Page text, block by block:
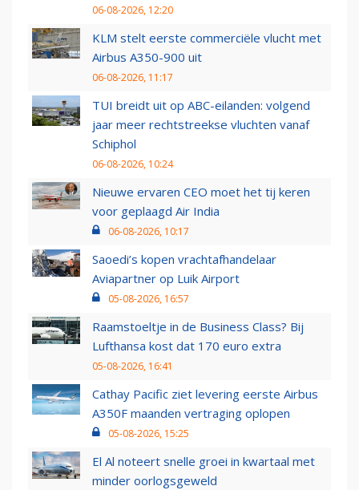
06-08-2026, 12:20
KLM stelt eerste commerciële vlucht met
Airbus A350-900 uit
06-08-2026, 11:17
TUI breidt uit op ABC-eilanden: volgend
jaar meer rechtstreekse vluchten vanaf
Schiphol
06-08-2026, 10:24
Nieuwe ervaren CEO moet het tij keren
voor geplaagd Air India
06-08-2026, 10:17
Saoedi’s kopen vrachtafhandelaar
Aviapartner op Luik Airport
05-08-2026, 16:57
Raamstoeltje in de Business Class? Bij
Lufthansa kost dat 170 euro extra
05-08-2026, 16:41
Cathay Pacific ziet levering eerste Airbus
A350F maanden vertraging oplopen
05-08-2026, 15:25
El Al noteert snelle groei in kwartaal met
minder oorlogsgeweld